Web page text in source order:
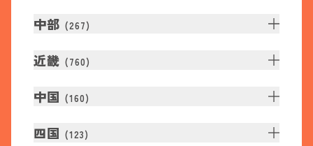
中部 (267)
近畿 (760)
中国 (160)
四国 (123)